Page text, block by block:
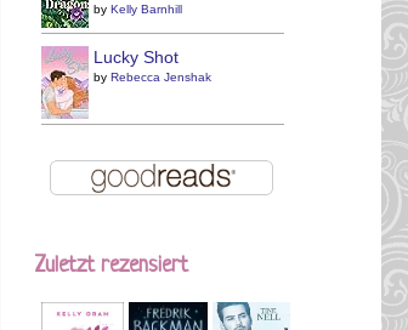
by Kelly Barnhill
Lucky Shot
by Rebecca Jenshak
Zuletzt rezensiert